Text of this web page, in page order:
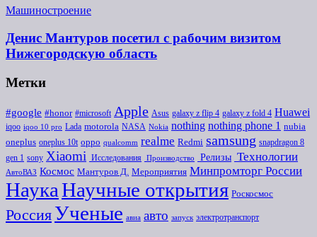
Машиностроение
Денис Мантуров посетил с рабочим визитом
Нижегородскую область
Метки
#google #honor #microsoft Apple Asus galaxy z flip 4 galaxy z fold 4 Huawei
iqoo iqoo 10 pro Lada motorola NASA Nokia nothing nothing phone 1 nubia
oneplus oneplus 10t oppo qualcomm realme Redmi samsung snapdragon 8
gen 1 sony Xiaomi Исследования Производство Релизы Технологии
АвтоВАЗ Космос Мантуров Д. Мероприятия Минпромторг России
НаукаНаучные открытия Роскосмос
Россия Ученые авиа авто запуск электротранспорт